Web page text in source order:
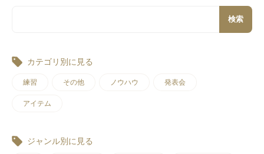
検索
カテゴリ別に見る
練習 その他 ノウハウ 発表会
アイテム
ジャンル別に見る